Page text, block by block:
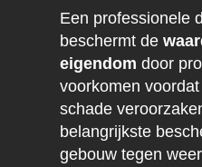
Een professionele
beschermt de
eigendom door
voorkomen
schade
belangrijkste
gebouw tegen